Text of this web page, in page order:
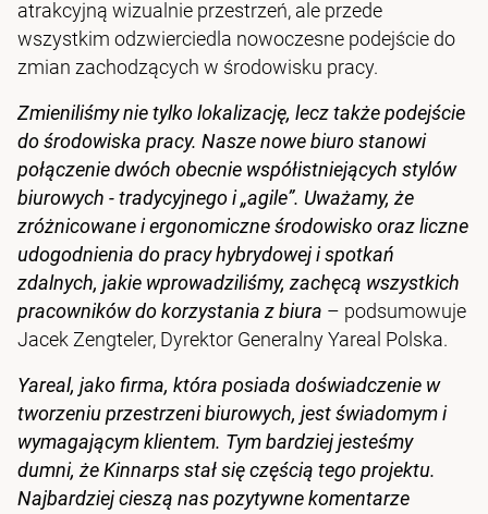
atrakcyjną wizualnie przestrzeń, ale przede
wszystkim odzwierciedla nowoczesne podejście do
zmian zachodzących w środowisku pracy.
Zmieniliśmy nie tylko lokalizację, lecz także podejście
do środowiska pracy. Nasze nowe biuro stanowi
połączenie dwóch obecnie współistniejących stylów
biurowych - tradycyjnego i „agile”. Uważamy, że
zróżnicowane i ergonomiczne środowisko oraz liczne
udogodnienia do pracy hybrydowej i spotkań
zdalnych, jakie wprowadziliśmy, zachęcą wszystkich
pracowników do korzystania z biura – podsumowuje
Jacek Zengteler, Dyrektor Generalny Yareal Polska.
Yareal, jako firma, która posiada doświadczenie w
tworzeniu przestrzeni biurowych, jest świadomym i
wymagającym klientem. Tym bardziej jesteśmy
dumni, że Kinnarps stał się częścią tego projektu.
Najbardziej cieszą nas pozytywne komentarze